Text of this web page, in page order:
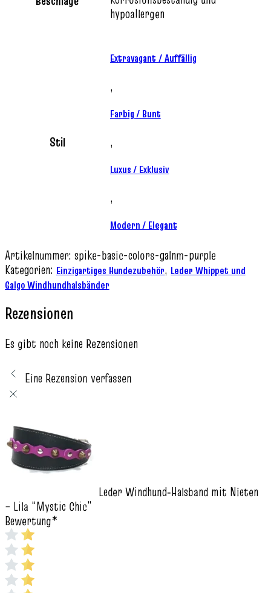
hypoallergen
Stil
Extravagant / Auffällig
,
Farbig / Bunt
,
Luxus / Exklusiv
,
Modern / Elegant
Artikelnummer: spike-basic-colors-galnm-purple
Kategorien: Einzigartiges Hundezubehör, Leder Whippet und
Galgo Windhundhalsbänder
Rezensionen
Es gibt noch keine Rezensionen
Eine Rezension verfassen
Leder Windhund‑Halsband mit Nieten
– Lila “Mystic Chic”
Bewertung*